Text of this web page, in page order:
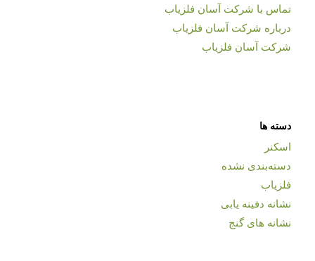
تماس با شرکت آسان فلزیاب
درباره شرکت آسان فلزیاب
شرکت آسان فلزیاب
دسته ها
اسکنر
دسته‌بندی نشده
فلزیاب
نشانه دفینه یابی
نشانه های گنج